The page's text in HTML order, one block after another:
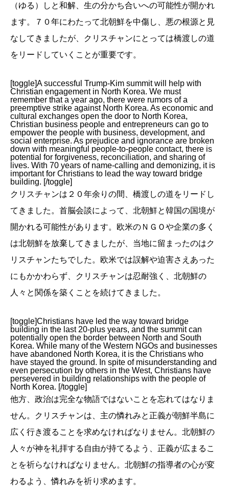
（ゆる）しと和解、生の分かち合いへの可能性が開かれ
ます。７０年にわたって北朝鮮を中傷し、悪の根源と見
なしてきましたが、クリスチャンにとっては橋渡しの道
をリードしていくことが重要です。
[toggle]A successful Trump-Kim summit will help with
Christian engagement in North Korea. We must
remember that a year ago, there were rumors of a
preemptive strike against North Korea. As economic and
cultural exchanges open the door to North Korea,
Christian business people and entrepreneurs can go to
empower the people with business, development, and
social enterprise. As prejudice and ignorance are broken
down with meaningful people-to-people contact, there is
potential for forgiveness, reconciliation, and sharing of
lives. With 70 years of name-calling and demonizing, it is
important for Christians to lead the way toward bridge
building. [/toggle]
クリスチャンは２０年余りの間、橋渡しの道をリードし
てきました。首脳会談によって、北朝鮮と韓国の国境が
開かれる可能性があります。欧米のＮＧＯや企業の多く
は北朝鮮を放棄してきましたが、当地に留まったのはク
リスチャンたちでした。欧米では誤解や迫害さえあった
にもかかわらず、クリスチャンは忍耐強く、北朝鮮の
人々と関係を築くことを続けてきました。
[toggle]Christians have led the way toward bridge
building in the last 20-plus years, and the summit can
potentially open the border between North and South
Korea. While many of the Western NGOs and businesses
have abandoned North Korea, it is the Christians who
have stayed the ground. In spite of misunderstanding and
even persecution by others in the West, Christians have
persevered in building relationships with the people of
North Korea. [/toggle]
他方、政治は完全な物語ではないことを忘れてはなりま
せん。クリスチャンは、主の憐れみと正義が朝鮮半島に
広く行き渡ることを求めなければなりません。北朝鮮の
人々が神を礼拝する自由が持てるよう、正義が広まるこ
とを祈らなければなりません。北朝鮮の指導者の心が変
わるよう、憐れみを祈り求めます。